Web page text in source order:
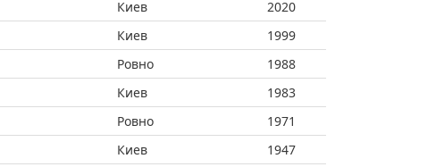
Киев
2020
Киев
1999
Ровно
1988
Киев
1983
Ровно
1971
Киев
1947